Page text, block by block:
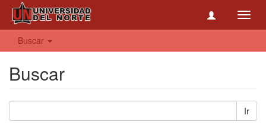
Buscar
Buscar
Ir